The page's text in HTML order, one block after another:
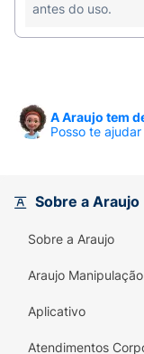
antes do uso.
A Araujo tem
Posso te
Sobre a Araujo
Sobre a Araujo
Araujo Manipulação
Aplicativo
Atendimentos